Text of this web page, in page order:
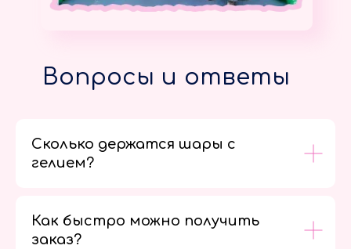
Вопросы и ответы
Сколько держатся шары с
гелием?
Как быстро можно получить
заказ?